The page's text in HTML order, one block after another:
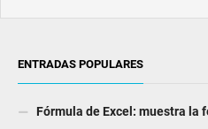
ENTRADAS POPULARES
Fórmula de Excel: muestra la